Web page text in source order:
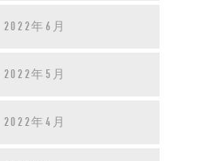
2022年6月
2022年5月
2022年4月